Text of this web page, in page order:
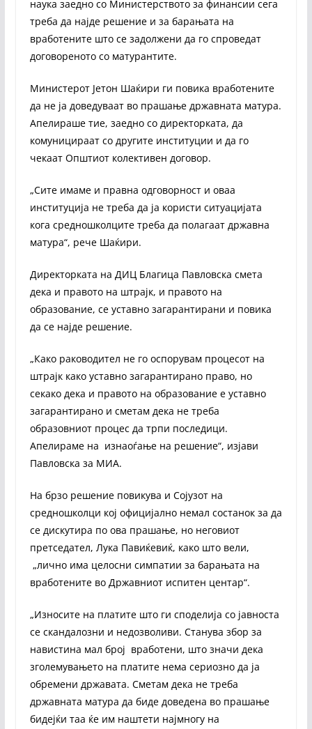
наука заедно со Министерството за финансии сега
треба да најде решение и за барањата на
вработените што се задолжени да го спроведат
договореното со матурантите.
Министерот Јетон Шаќири ги повика вработените
да не ја доведуваат во прашање државната матура.
Апелираше тие, заедно со директорката, да
комуницираат со другите институции и да го
чекаат Општиот колективен договор.
„Сите имаме и правна одговорност и оваа
институција не треба да ја користи ситуацијата
кога средношколците треба да полагаат државна
матура“, рече Шаќири.
Директорката на ДИЦ Благица Павловска смета
дека и правото на штрајк, и правото на
образование, се уставно загарантирани и повика
да се најде решение.
„Како раководител не го оспорувам процесот на
штрајк како уставно загарантирано право, но
секако дека и правото на образование е уставно
загарантирано и сметам дека не треба
образовниот процес да трпи последици.
Апелираме на изнаоѓање на решение“, изјави
Павловска за МИА.
На брзо решение повикува и Сојузот на
средношколци кој официјално немал состанок за да
се дискутира по ова прашање, но неговиот
претседател, Лука Павиќевиќ, како што вели,
„лично има целосни симпатии за барањата на
вработените во Државниот испитен центар“.
„Износите на платите што ги споделија со јавноста
се скандалозни и недозволиви. Станува збор за
навистина мал број вработени, што значи дека
зголемувањето на платите нема сериозно да ја
обремени државата. Сметам дека не треба
државната матура да биде доведена во прашање
бидејќи таа ќе им наштети најмногу на